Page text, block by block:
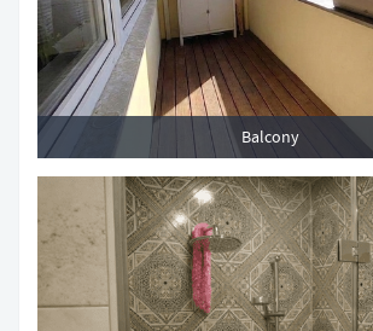
Balcony